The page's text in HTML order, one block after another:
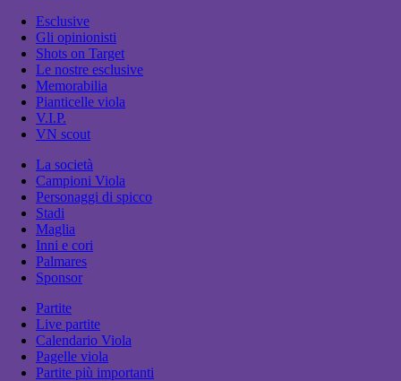
Esclusive
Gli opinionisti
Shots on Target
Le nostre esclusive
Memorabilia
Pianticelle viola
V.I.P.
VN scout
La società
Campioni Viola
Personaggi di spicco
Stadi
Maglia
Inni e cori
Palmares
Sponsor
Partite
Live partite
Calendario Viola
Pagelle viola
Partite più importanti